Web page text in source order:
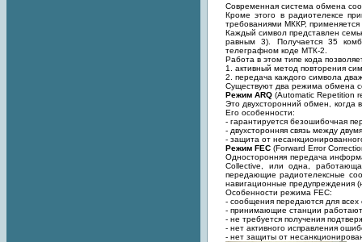
Современная система обмена
Кроме этого в радиотелексе
требованиями МККР,
Каждый символ представлен
равным 3). Получается 35
телеграфном коде МТК-2.
Работа в этом типе кода
1. активный метод повторения
2. передача каждого символа
Существуют два режима обмена
Режим ARQ (Automatic Repetition
Это двухсторонний обмен,
Его особенности:
- гарантируется безошибочная
- двухсторонняя связь между
- защита от
Режим FEC (Forward Error
Односторонняя передача
Collective, или одна,
передающие радиотелексные
навигационные предупреждения
Особенности режима FEC:
- сообщения передаются для всех
- принимающие станции
- не требуется получения
- нет активного исправления
- нет защиты от